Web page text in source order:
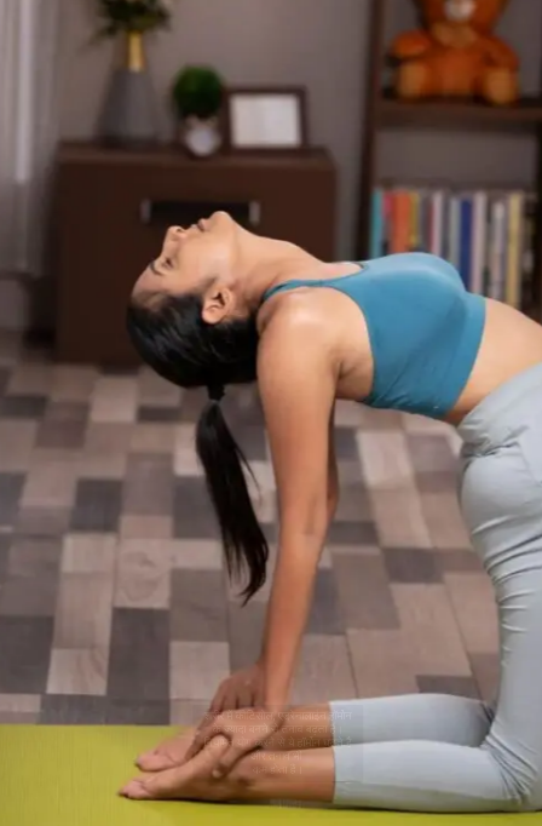
शरीर में कोर्टिसोल, एड्रेनालाईन हॉर्मोन
के ज्यादा बनने से तनाव बढ़ता है।
नियमित योग करने से ये हॉर्मोन घटते है
और तनाव भी
कम होता हैं।